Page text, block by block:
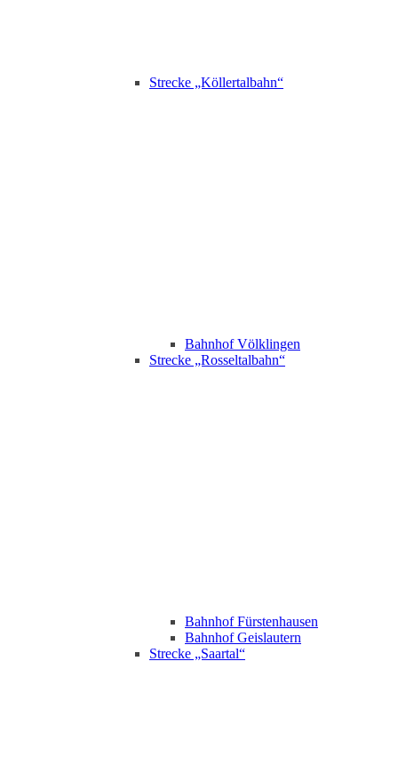
Strecke „Köllertalbahn“
Bahnhof Völklingen
Strecke „Rosseltalbahn“
Bahnhof Fürstenhausen
Bahnhof Geislautern
Strecke „Saartal“